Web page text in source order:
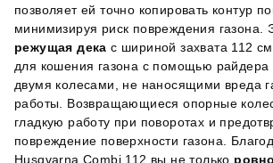
позволяет ей точно копировать контур
минимизируя риск повреждения газона.
режущая дека с шириной захвата 112
для кошения газона с помощью райдера
двумя колесами, не наносящими вреда
работы. Возвращающиеся опорные
гладкую работу при поворотах и
повреждение поверхности газона.
Husqvarna Combi 112 вы не только